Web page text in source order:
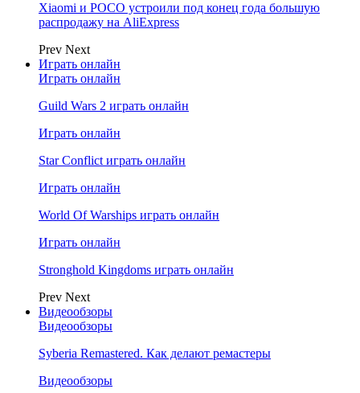
Xiaomi и POCO устроили под конец года большую
распродажу на AliExpress
Prev Next
Играть онлайн
Играть онлайн
Guild Wars 2 играть онлайн
Играть онлайн
Star Conflict играть онлайн
Играть онлайн
World Of Warships играть онлайн
Играть онлайн
Stronghold Kingdoms играть онлайн
Prev Next
Видеообзоры
Видеообзоры
Syberia Remastered. Как делают ремастеры
Видеообзоры